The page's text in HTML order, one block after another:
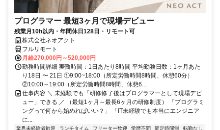
プログラマー 最短3ヶ月で現場デビュー
残業月10h以内・年間休日128日・リモート可
株式会社ネオアクト
フルリモート
月給270,000円～520,000円
勤務時間詳細 実働時間：1日あたり8時間 平均勤務日数：1ヶ月あた
り18日 〜 21日 ①9:00~18:00（所定労働時間8時間、休憩60分）
②10:00～19:00（所定労働時間8時間、休憩6...
仕事内容 ＼ 未経験でも「研修修了後はプログラマーとして現場デビ
ュー」できる ／ （最短1ヶ月～最長6ヶ月の研修制度） 「プログラミ
ングって何から始めればいい？」 「IT未経験でも本当にエンジニア
に...
業界未経験者歓迎 ランチタイム フリーター歓迎 学歴不問 固定時間制
転勤なし